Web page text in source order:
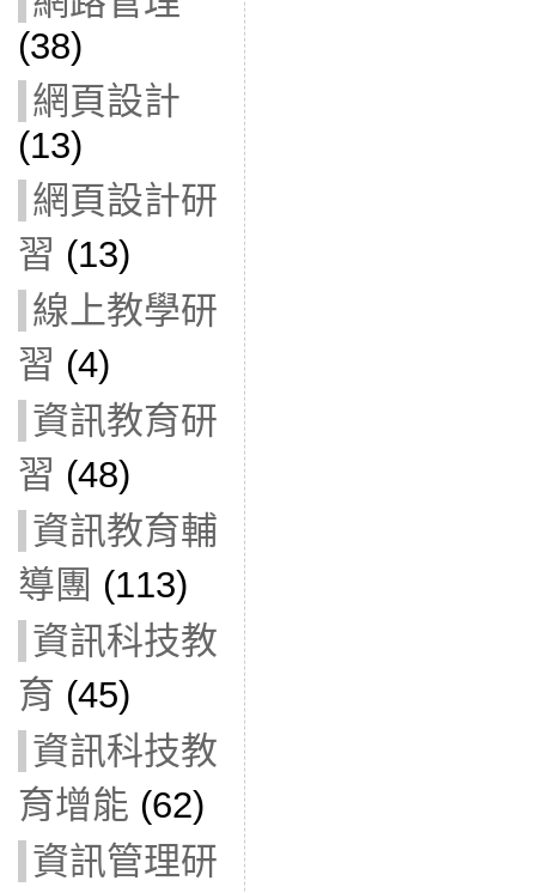
(38)
網頁設計
(13)
網頁設計研
習 (13)
線上教學研
習 (4)
資訊教育研
習 (48)
資訊教育輔
導團 (113)
資訊科技教
育 (45)
資訊科技教
育增能 (62)
資訊管理研